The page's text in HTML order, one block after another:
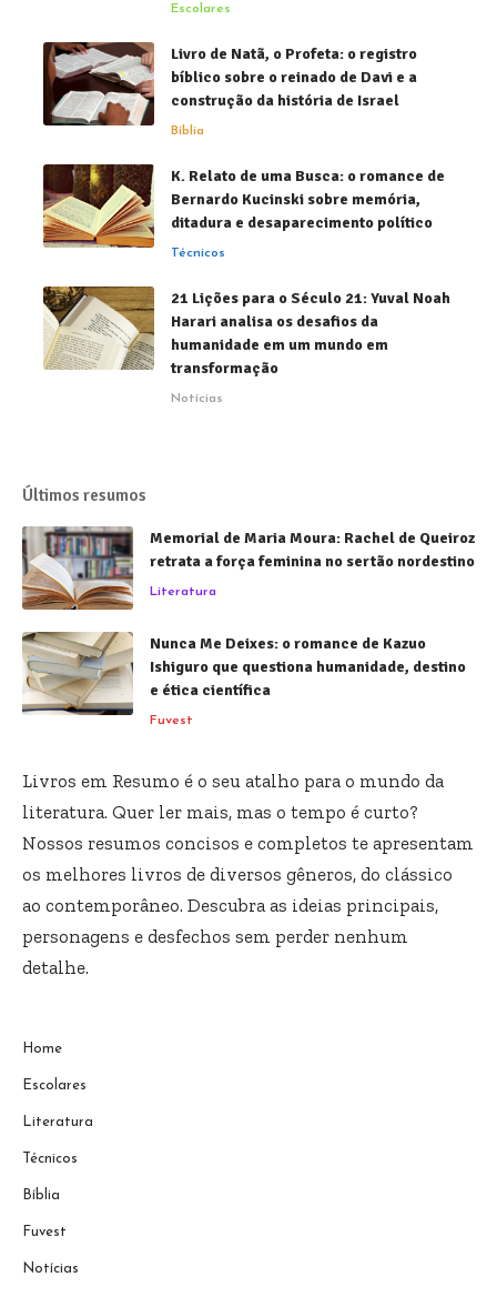
Escolares
Livro de Natã, o Profeta: o registro
bíblico sobre o reinado de Davi e a
construção da história de Israel
Bíblia
K. Relato de uma Busca: o romance de
Bernardo Kucinski sobre memória,
ditadura e desaparecimento político
Técnicos
21 Lições para o Século 21: Yuval Noah
Harari analisa os desafios da
humanidade em um mundo em
transformação
Notícias
Últimos resumos
Memorial de Maria Moura: Rachel de Queiroz
retrata a força feminina no sertão nordestino
Literatura
Nunca Me Deixes: o romance de Kazuo
Ishiguro que questiona humanidade, destino
e ética científica
Fuvest
Livros em Resumo é o seu atalho para o mundo da
literatura. Quer ler mais, mas o tempo é curto?
Nossos resumos concisos e completos te apresentam
os melhores livros de diversos gêneros, do clássico
ao contemporâneo. Descubra as ideias principais,
personagens e desfechos sem perder nenhum
detalhe.
Home
Escolares
Literatura
Técnicos
Bíblia
Fuvest
Notícias